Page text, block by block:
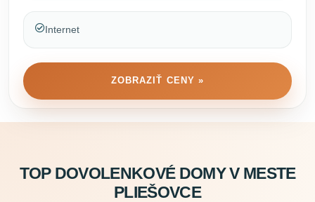
Internet
ZOBRAZIŤ CENY »
TOP DOVOLENKOVÉ DOMY V MESTE
PLIEŠOVCE